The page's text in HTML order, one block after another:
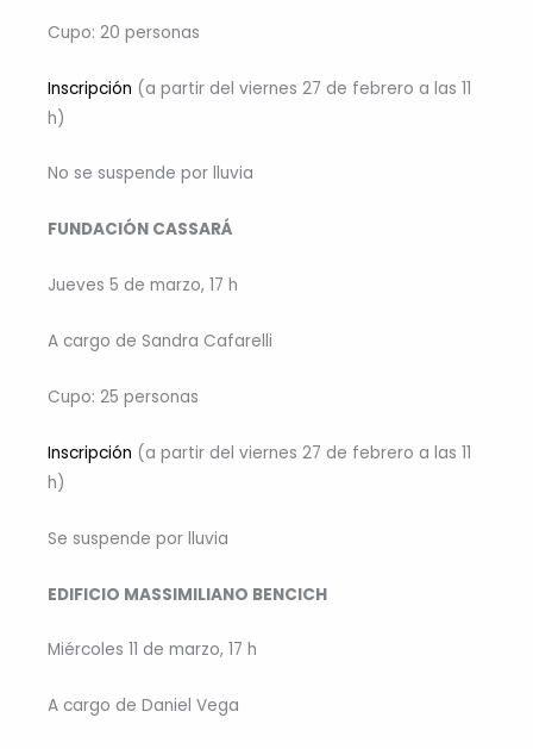
Cupo: 20 personas
Inscripción (a partir del viernes 27 de febrero a las 11
h)
No se suspende por lluvia
FUNDACIÓN CASSARÁ
Jueves 5 de marzo, 17 h
A cargo de Sandra Cafarelli
Cupo: 25 personas
Inscripción (a partir del viernes 27 de febrero a las 11
h)
Se suspende por lluvia
EDIFICIO MASSIMILIANO BENCICH
Miércoles 11 de marzo, 17 h
A cargo de Daniel Vega